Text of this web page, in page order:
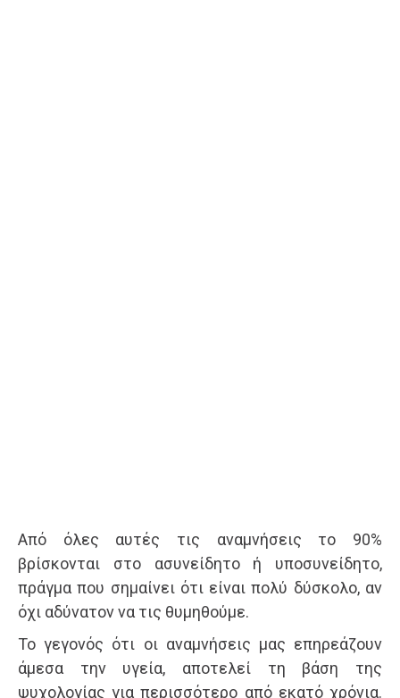
Από όλες αυτές τις αναμνήσεις το 90%
βρίσκονται στο ασυνείδητο ή υποσυνείδητο,
πράγμα που σημαίνει ότι είναι πολύ δύσκολο, αν
όχι αδύνατον να τις θυμηθούμε.
Το γεγονός ότι οι αναμνήσεις μας επηρεάζουν
άμεσα την υγεία, αποτελεί τη βάση της
ψυχολογίας για περισσότερο από εκατό χρόνια.